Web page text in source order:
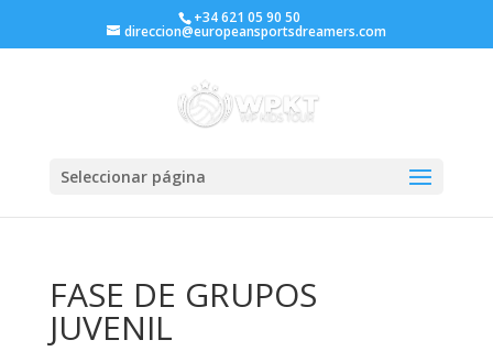
+34 621 05 90 50
direccion@europeansportsdreamers.com
Seleccionar página
FASE DE GRUPOS
JUVENIL